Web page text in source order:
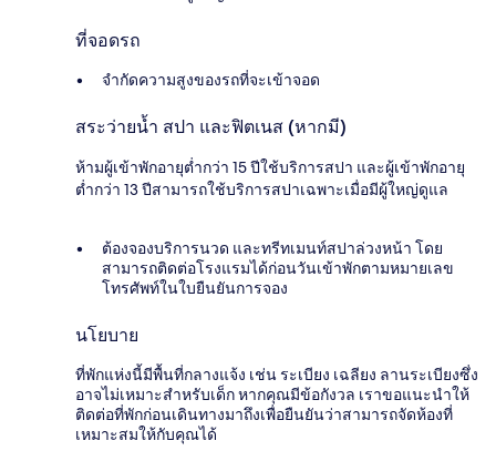
ที่จอดรถ
จำกัดความสูงของรถที่จะเข้าจอด
สระว่ายน้ำ สปา และฟิตเนส (หากมี)
ห้ามผู้เข้าพักอายุต่ำกว่า 15 ปีใช้บริการสปา และผู้เข้าพักอายุ
ต่ำกว่า 13 ปีสามารถใช้บริการสปาเฉพาะเมื่อมีผู้ใหญ่ดูแล
ต้องจองบริการนวด และทรีทเมนท์สปาล่วงหน้า โดย
สามารถติดต่อโรงแรมได้ก่อนวันเข้าพักตามหมายเลข
โทรศัพท์ในใบยืนยันการจอง
นโยบาย
ที่พักแห่งนี้มีพื้นที่กลางแจ้ง เช่น ระเบียง เฉลียง ลานระเบียงซึ่ง
อาจไม่เหมาะสำหรับเด็ก หากคุณมีข้อกังวล เราขอแนะนำให้
ติดต่อที่พักก่อนเดินทางมาถึงเพื่อยืนยันว่าสามารถจัดห้องที่
เหมาะสมให้กับคุณได้